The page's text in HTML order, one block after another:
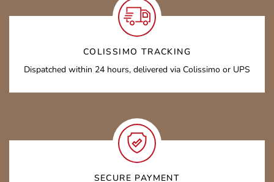
COLISSIMO TRACKING
Dispatched within 24 hours, delivered via Colissimo or UPS
SECURE PAYMENT